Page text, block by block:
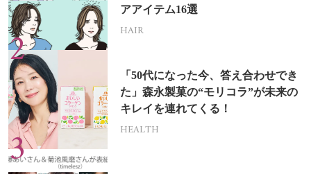
アアイテム16選
HAIR
「50代になった今、答え合わせでき
た」森永製菓の“モリコラ”が未来の
キレイを連れてくる！
HEALTH